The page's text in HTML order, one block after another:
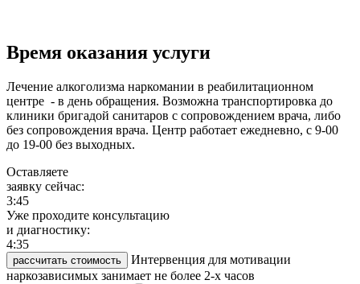
Время оказания услуги
Лечение алкоголизма наркомании в реабилитационном
центре - в день обращения. Возможна транспортировка до
клиники бригадой санитаров с сопровождением врача, либо
без сопровождения врача. Центр работает ежедневно, с 9-00
до 19-00 без выходных.
Оставляете
заявку сейчас:
3:45
Уже проходите консультацию
и диагностику:
4:35
рассчитать стоимость
Интервенция для мотивации
наркозависимых занимает не более 2-х часов